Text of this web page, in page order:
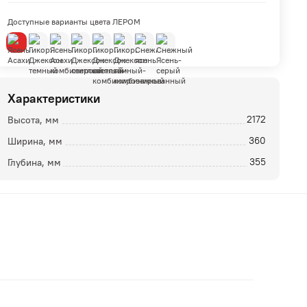
Доступные варианты цвета ЛЕРОМ
Характеристики
Высота, мм 2172
Ширина, мм 360
Глубина, мм 355